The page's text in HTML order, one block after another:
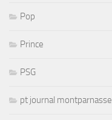
Pop
Prince
PSG
pt journal montparnasse